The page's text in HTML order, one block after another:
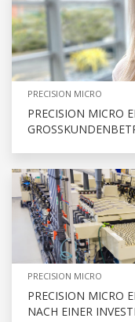
PRECISION MICRO
PRECISION MICRO
PRECISION MICRO
PRECISION MICRO
ACH EINER